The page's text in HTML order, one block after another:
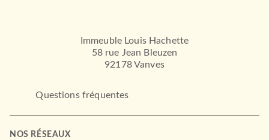
Immeuble Louis Hachette
58 rue Jean Bleuzen
92178 Vanves
Questions fréquentes
NOS RÉSEAUX